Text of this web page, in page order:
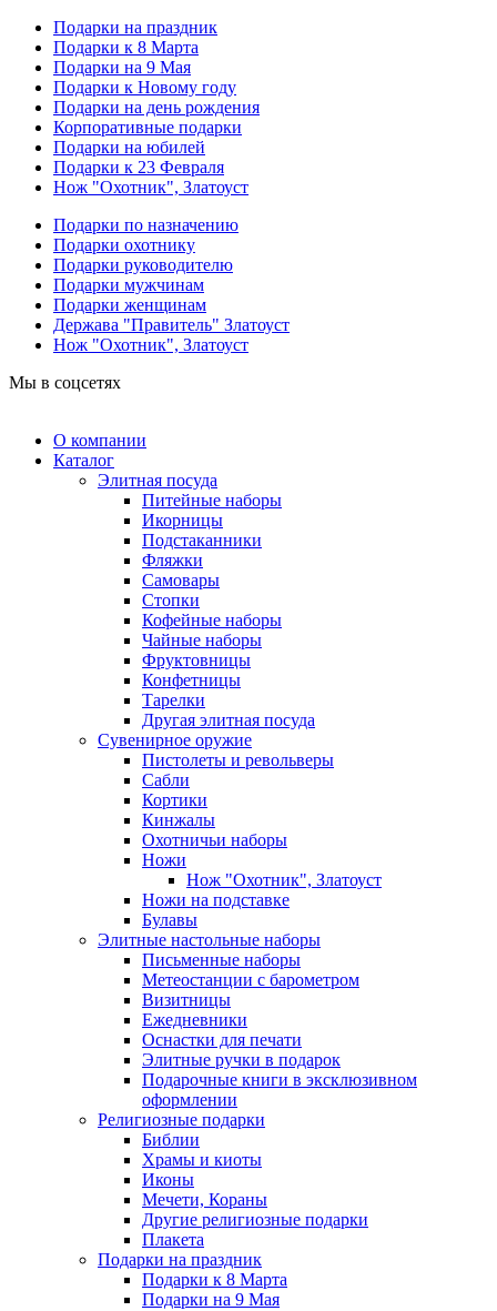
Подарки на праздник
Подарки к 8 Марта
Подарки на 9 Мая
Подарки к Новому году
Подарки на день рождения
Корпоративные подарки
Подарки на юбилей
Подарки к 23 Февраля
Нож "Охотник", Златоуст
Подарки по назначению
Подарки охотнику
Подарки руководителю
Подарки мужчинам
Подарки женщинам
Держава "Правитель" Златоуст
Нож "Охотник", Златоуст
Мы в соцсетях
О компании
Каталог
Элитная посуда
Питейные наборы
Икорницы
Подстаканники
Фляжки
Самовары
Стопки
Кофейные наборы
Чайные наборы
Фруктовницы
Конфетницы
Тарелки
Другая элитная посуда
Сувенирное оружие
Пистолеты и револьверы
Сабли
Кортики
Кинжалы
Охотничьи наборы
Ножи
Нож "Охотник", Златоуст
Ножи на подставке
Булавы
Элитные настольные наборы
Письменные наборы
Метеостанции с барометром
Визитницы
Ежедневники
Оснастки для печати
Элитные ручки в подарок
Подарочные книги в эксклюзивном
оформлении
Религиозные подарки
Библии
Храмы и киоты
Иконы
Мечети, Кораны
Другие религиозные подарки
Плакета
Подарки на праздник
Подарки к 8 Марта
Подарки на 9 Мая